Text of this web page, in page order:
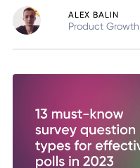
ALEX BALIN
Product